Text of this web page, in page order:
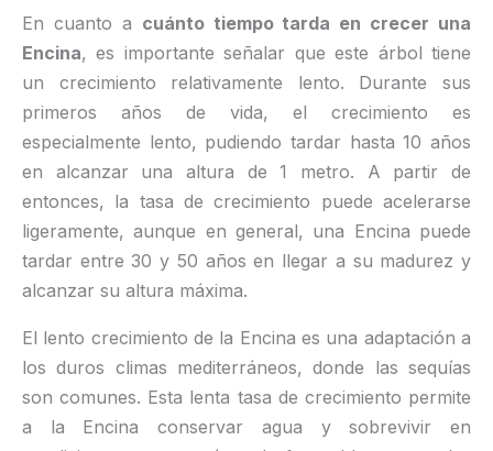
En cuanto a cuánto tiempo tarda en crecer una
Encina, es importante señalar que este árbol tiene
un crecimiento relativamente lento. Durante sus
primeros años de vida, el crecimiento es
especialmente lento, pudiendo tardar hasta 10 años
en alcanzar una altura de 1 metro. A partir de
entonces, la tasa de crecimiento puede acelerarse
ligeramente, aunque en general, una Encina puede
tardar entre 30 y 50 años en llegar a su madurez y
alcanzar su altura máxima.
El lento crecimiento de la Encina es una adaptación a
los duros climas mediterráneos, donde las sequías
son comunes. Esta lenta tasa de crecimiento permite
a la Encina conservar agua y sobrevivir en